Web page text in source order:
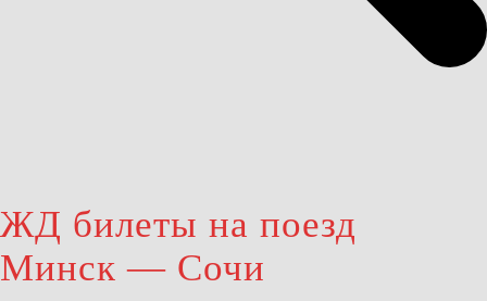
ЖД билеты на поезд
Минск — Сочи